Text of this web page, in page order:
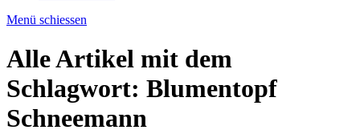
Menü schiessen
Alle Artikel mit dem
Schlagwort: Blumentopf
Schneemann